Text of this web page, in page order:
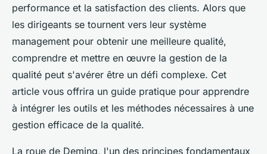
clarice•18 avril 2023 •4 min de lecture
performance et la satisfaction des clients. Alors que
les dirigeants se tournent vers leur système
management pour obtenir une meilleure qualité,
comprendre et mettre en œuvre la gestion de la
qualité peut s'avérer être un défi complexe. Cet
article vous offrira un guide pratique pour apprendre
à intégrer les outils et les méthodes nécessaires à une
gestion efficace de la qualité.
La roue de Deming, l'un des principes fondamentaux